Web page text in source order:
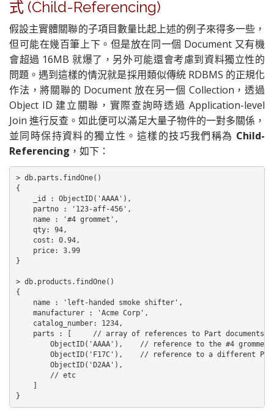
式 (Child-Referencing)
假設主實體關聯的子項目數量比起上述的例子來得多一些，
但可能在幾百筆上下。但是放在同一個 Document 又有機
會超過 16MB 就爆了，另外可能還會考慮到資料獨立性的
問題。遇到這樣的情況就是採用類似傳統 RDBMS 的正規化
作法，將關聯的 Document 放在另一個 Collection，透過
Object ID 建立關聯，實際查詢時透過 Application-level
Join 進行反查。如此便可以滿足大量子物件的一對多關係，
並同時保持資料的獨立性。這樣的技巧我們稱為 Child-
Referencing ，如下：
> db.parts.findOne()
{
    _id : ObjectID('AAAA'),
    partno : '123-aff-456',
    name : '#4 grommet',
    qty: 94,
    cost: 0.94,
    price: 3.99
}
> db.products.findOne()
{
    name : 'left-handed smoke shifter',
    manufacturer : 'Acme Corp',
    catalog_number: 1234,
    parts : [     // array of references to Part documents
ObjectID('AAAA'),    // reference to the #4 grommet
ObjectID('F17C'),    // reference to a different
        ObjectID('D2AA'),
        // etc
    ]
}